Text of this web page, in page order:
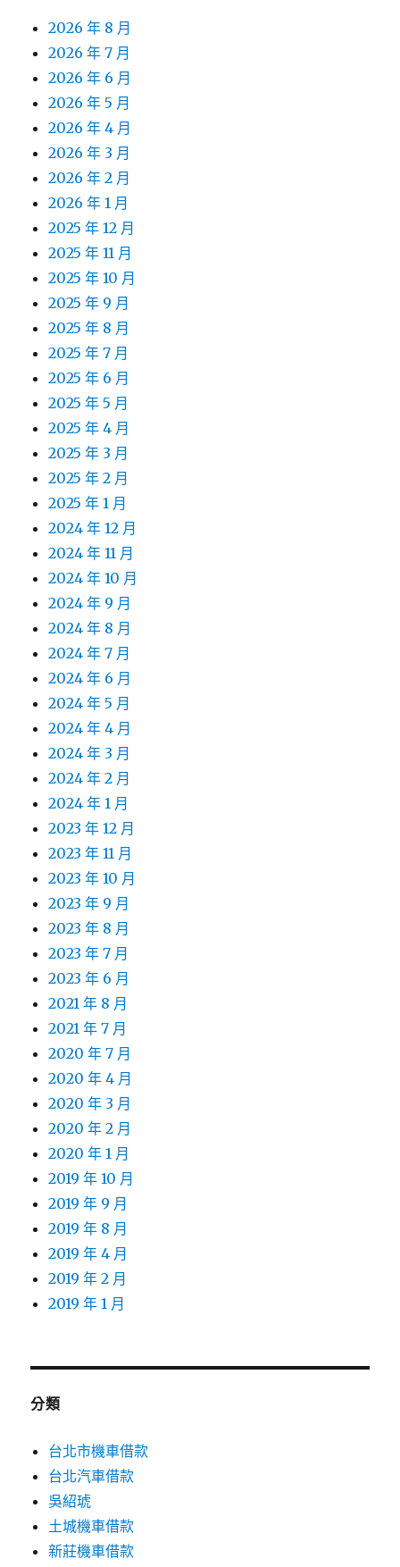
2026 年 8 月
2026 年 7 月
2026 年 6 月
2026 年 5 月
2026 年 4 月
2026 年 3 月
2026 年 2 月
2026 年 1 月
2025 年 12 月
2025 年 11 月
2025 年 10 月
2025 年 9 月
2025 年 8 月
2025 年 7 月
2025 年 6 月
2025 年 5 月
2025 年 4 月
2025 年 3 月
2025 年 2 月
2025 年 1 月
2024 年 12 月
2024 年 11 月
2024 年 10 月
2024 年 9 月
2024 年 8 月
2024 年 7 月
2024 年 6 月
2024 年 5 月
2024 年 4 月
2024 年 3 月
2024 年 2 月
2024 年 1 月
2023 年 12 月
2023 年 11 月
2023 年 10 月
2023 年 9 月
2023 年 8 月
2023 年 7 月
2023 年 6 月
2021 年 8 月
2021 年 7 月
2020 年 7 月
2020 年 4 月
2020 年 3 月
2020 年 2 月
2020 年 1 月
2019 年 10 月
2019 年 9 月
2019 年 8 月
2019 年 4 月
2019 年 2 月
2019 年 1 月
分類
台北市機車借款
台北汽車借款
吳紹琥
土城機車借款
新莊機車借款